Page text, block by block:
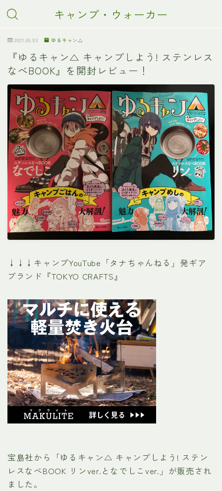
キャンプ・ウォーカー
2021.06.03 ゆるキャン△
『ゆるキャン△ キャンプしよう! ステンレス
なべBOOK』を開封レビュー！
↓↓↓キャンプYouTube「タナちゃんねる」発ギア
ブランド『TOKYO CRAFTS』
宝島社から「ゆるキャン△ キャンプしよう! ステン
レスなべBOOK リンver.となでしこver.」が販売され
ました。